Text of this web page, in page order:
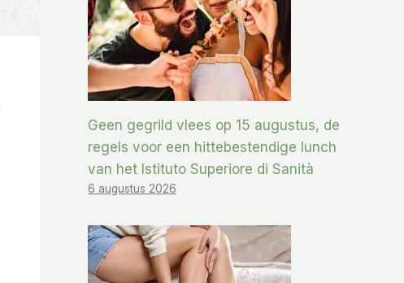
Geen gegrild vlees op 15 augustus, de
regels voor een hittebestendige lunch
van het Istituto Superiore di Sanità
6 augustus 2026